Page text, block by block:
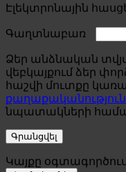
Էլեկտրոնային
Գաղտնաբառ
Ձեր անձնական
վեբկայքում ձեր
հաշվի մուտքը
քաղաքականություն
նպատակների
Գրանցվել
Կայքը